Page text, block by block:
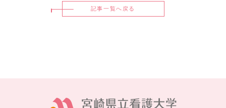
記事一覧へ戻る